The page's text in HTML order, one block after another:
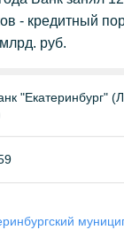
- кредитный
руб.
"Екатеринбург"